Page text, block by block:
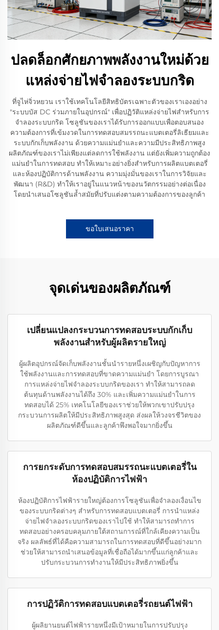
ปลดล็อกศักยภาพพลังงานใหม่ด้วย
แหล่งจ่ายไฟจำลองระบบกริด
ที่จูไห่จิ่วหยวน เราใช้เทคโนโลยีสิทธิบัตรเฉพาะตัวของเราเองอย่าง
"ระบบบัส DC ร่วมภายในอุปกรณ์" เพื่อปฏิวัติแหล่งจ่ายไฟสำหรับการ
จำลองระบบกริด โซลูชันของเราได้รับการออกแบบเพื่อตอบสนอง
ความต้องการที่เข้มงวดในการทดสอบสมรรถนะแบตเตอรี่ลิเธียมและ
ระบบกักเก็บพลังงาน ด้วยความแม่นยำและความมีประสิทธิภาพสูง
ผลิตภัณฑ์ของเราไม่เพียงแต่ลดการใช้พลังงาน แต่ยังเพิ่มความถูกต้อง
แม่นยำในการทดสอบ ทำให้เหมาะอย่างยิ่งสำหรับการผลิตแบตเตอรี่
และห้องปฏิบัติการด้านพลังงาน ความมุ่งมั่นของเราในการวิจัยและ
พัฒนา (R&D) ทำให้เราอยู่ในแนวหน้าของนวัตกรรมอย่างต่อเนื่อง
โดยนำเสนอโซลูชันล้ำสมัยที่ปรับแต่งตามความต้องการของลูกค้า
ขอใบเสนอราคา
จุดเด่นของผลิตภัณฑ์
เปลี่ยนแปลงกระบวนการทดสอบระบบกักเก็บ
พลังงานสำหรับผู้ผลิตรายใหญ่
ผู้ผลิตอุปกรณ์จัดเก็บพลังงานชั้นนำรายหนึ่งเผชิญกับปัญหาการ
ใช้พลังงานและการทดสอบที่ขาดความแม่นยำ โดยการบูรณา
การแหล่งจ่ายไฟจำลองระบบกริดของเรา ทำให้สามารถลด
ต้นทุนด้านพลังงานได้ถึง 30% และเพิ่มความแม่นยำในการ
ทดสอบได้ 25% เทคโนโลยีของเราช่วยให้พวกเขาปรับปรุง
กระบวนการผลิตให้มีประสิทธิภาพสูงสุด ส่งผลให้วงจรชีวิตของ
ผลิตภัณฑ์ดีขึ้นและลูกค้าพึงพอใจมากยิ่งขึ้น
การยกระดับการทดสอบสมรรถนะแบตเตอรี่ใน
ห้องปฏิบัติการไฟฟ้า
ห้องปฏิบัติการไฟฟ้ารายใหญ่ต้องการโซลูชันเพื่อจำลองเงื่อนไข
ของระบบกริดต่างๆ สำหรับการทดสอบแบตเตอรี่ การนำแหล่ง
จ่ายไฟจำลองระบบกริดของเราไปใช้ ทำให้สามารถทำการ
ทดสอบอย่างครอบคลุมภายใต้สถานการณ์ที่ใกล้เคียงความเป็น
จริง ผลลัพธ์ที่ได้คือความสามารถในการทดสอบที่ดีขึ้นอย่างมาก
ช่วยให้สามารถนำเสนอข้อมูลที่เชื่อถือได้มากขึ้นแก่ลูกค้าและ
ปรับกระบวนการทำงานให้มีประสิทธิภาพยิ่งขึ้น
การปฏิวัติการทดสอบแบตเตอรี่รถยนต์ไฟฟ้า
ผู้ผลิยานยนต์ไฟฟ้ารายหนึ่งมีเป้าหมายในการปรับปรุง